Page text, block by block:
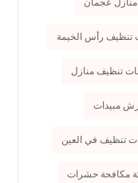
تنظيف رأس الخيمة
تنظيف منازل
رش مبيدات
تنظيف في العين
مكافحة حشرات